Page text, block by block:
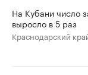
На Кубани число
выросло в 5 раз
Краснодарский